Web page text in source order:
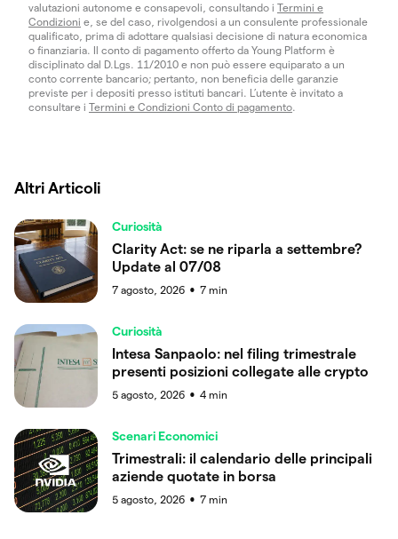
valutazioni autonome e consapevoli, consultando i Termini e
Condizioni e, se del caso, rivolgendosi a un consulente professionale
qualificato, prima di adottare qualsiasi decisione di natura economica
o finanziaria. Il conto di pagamento offerto da Young Platform è
disciplinato dal D.Lgs. 11/2010 e non può essere equiparato a un
conto corrente bancario; pertanto, non beneficia delle garanzie
previste per i depositi presso istituti bancari. L’utente è invitato a
consultare i Termini e Condizioni Conto di pagamento
Altri Articoli
Curiosità
Clarity Act: se ne riparla a settembre?
Update al 07/08
7 agosto, 2026 ● 7 min
Curiosità
Intesa Sanpaolo: nel filing trimestrale
presenti posizioni collegate alle crypto
5 agosto, 2026 ● 4 min
Scenari Economici
Trimestrali: il calendario delle principali
aziende quotate in borsa
5 agosto, 2026 ● 7 min